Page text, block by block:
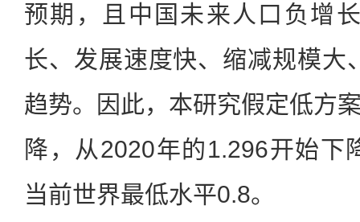
预期，且中国未来人口负增
长、发展速度快、缩减规模大
趋势。因此，本研究假定低方
降，从2020年的1.296开始下
当前世界最低水平0.8。